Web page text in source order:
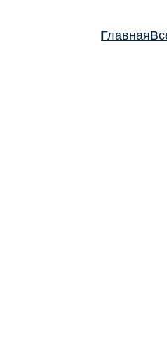
Главная